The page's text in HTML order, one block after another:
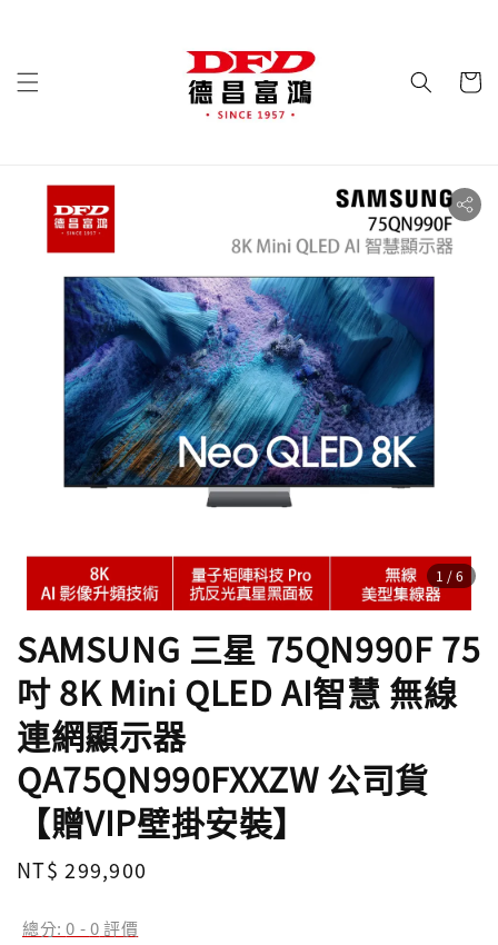
1 /6
SAMSUNG 三星 75QN990F 75
吋 8K Mini QLED AI智慧 無線
連網顯示器
QA75QN990FXXZW 公司貨
【贈VIP壁掛安裝】
Regular
NT$ 299,900
總分:0 -0評價